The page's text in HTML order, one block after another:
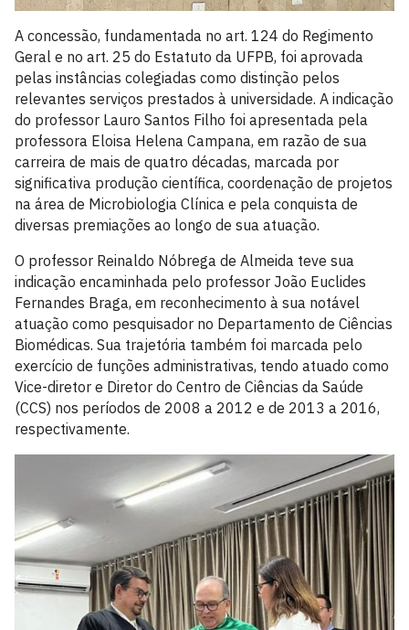
A concessão, fundamentada no art. 124 do Regimento
Geral e no art. 25 do Estatuto da UFPB, foi aprovada
pelas instâncias colegiadas como distinção pelos
relevantes serviços prestados à universidade. A indicação
do professor Lauro Santos Filho foi apresentada pela
professora Eloisa Helena Campana, em razão de sua
carreira de mais de quatro décadas, marcada por
significativa produção científica, coordenação de projetos
na área de Microbiologia Clínica e pela conquista de
diversas premiações ao longo de sua atuação.
O professor Reinaldo Nóbrega de Almeida teve sua
indicação encaminhada pelo professor João Euclides
Fernandes Braga, em reconhecimento à sua notável
atuação como pesquisador no Departamento de Ciências
Biomédicas. Sua trajetória também foi marcada pelo
exercício de funções administrativas, tendo atuado como
Vice-diretor e Diretor do Centro de Ciências da Saúde
(CCS) nos períodos de 2008 a 2012 e de 2013 a 2016,
respectivamente.